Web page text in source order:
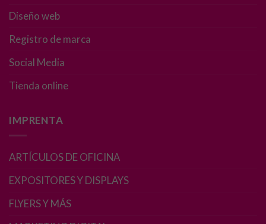
Diseño web
Registro de marca
Social Media
Tienda online
IMPRENTA
ARTÍCULOS DE OFICINA
EXPOSITORES Y DISPLAYS
FLYERS Y MÁS